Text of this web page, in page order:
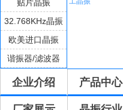
贴片晶振
32.768KHz晶振
欧美进口晶振
谐振器/滤波器
企业介绍 产品中心